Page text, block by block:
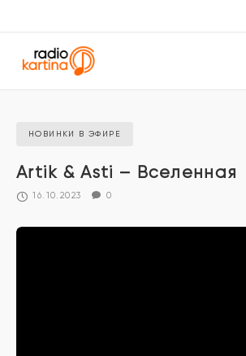
НОВИНКИ В ЭФИРЕ
Artik & Asti – Вселенная
16.10.2023 0